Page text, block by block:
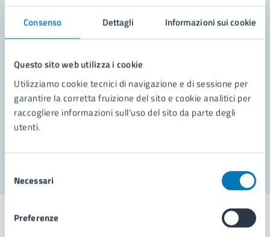
Consenso Dettagli Informazioni sui cookie
Questo sito web utilizza i cookie
Utilizziamo cookie tecnici di navigazione e di sessione per
garantire la corretta fruizione del sito e cookie analitici per
raccogliere informazioni sull'uso del sito da parte degli
utenti.
delNecessari
Preferenze
Leggi le domande frequenti
Richiedi assistenza
Prenota appuntamento
Problemi in città